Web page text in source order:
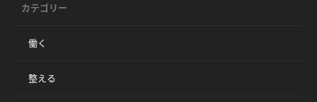
カテゴリー
働く
整える